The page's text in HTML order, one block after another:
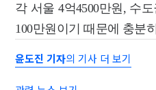
각 서울 4억4500만원, 수
100만원이기 때문에 충분
윤도진 기자의 기사 더 보기